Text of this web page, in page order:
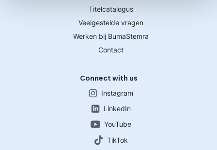
Titelcatalogus
Veelgestelde vragen
Werken bij BumaStemra
Contact
Connect with us
Instagram
LinkedIn
YouTube
TikTok